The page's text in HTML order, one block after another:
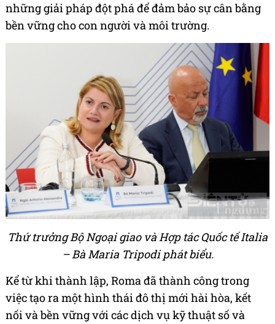
những giải pháp đột phá để đảm bảo sự cân bằng
bền vững cho con người và môi trường.
Thứ trưởng Bộ Ngoại giao và Hợp tác Quốc tế Italia
– Bà Maria Tripodi phát biểu.
Kể từ khi thành lập, Roma đã thành công trong
việc tạo ra một hình thái đô thị mới hài hòa, kết
nối và bền vững với các dịch vụ kỹ thuật số và